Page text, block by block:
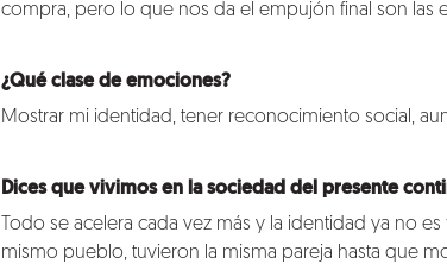
compra, pero lo que nos da el empujón final son las
¿Qué clase de emociones?
Mostrar mi identidad, tener reconocimiento social,
Dices que vivimos en la sociedad del presente
Todo se acelera cada vez más y la identidad ya no
mismo pueblo, tuvieron la misma pareja hasta que